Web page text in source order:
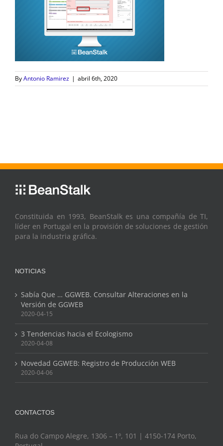
ByAntonio Ramirez | abril 6th, 2020
Constituida en 1993, BeanStalk es una compañía de TI,
líder en Portugal en la provisión de soluciones de gestión
para la industria gráfica.
NOTICIAS
Sabía Que … GGWEB. Consultar Alteraciones en la
Versión de GGWEB
2020-04-15
3 Tendencias hacia el Ecologismo
2020-04-08
Novedad GGWEB: Registro de Producción WEB
2020-04-06
CONTACTOS
Rua do Campo Alegre, 1306 – 1º, 101 | 4150-174 Porto,